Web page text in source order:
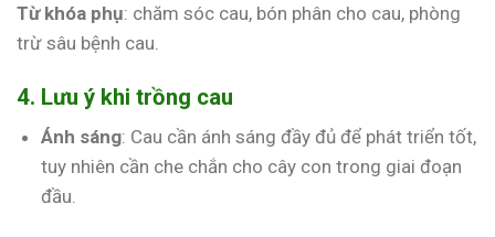
Từ khóa phụ: chăm sóc cau, bón phân cho cau, phòng
trừ sâu bệnh cau.
4. Lưu ý khi trồng cau
Ánh sáng: Cau cần ánh sáng đầy đủ để phát triển tốt,
tuy nhiên cần che chắn cho cây con trong giai đoạn
đầu.